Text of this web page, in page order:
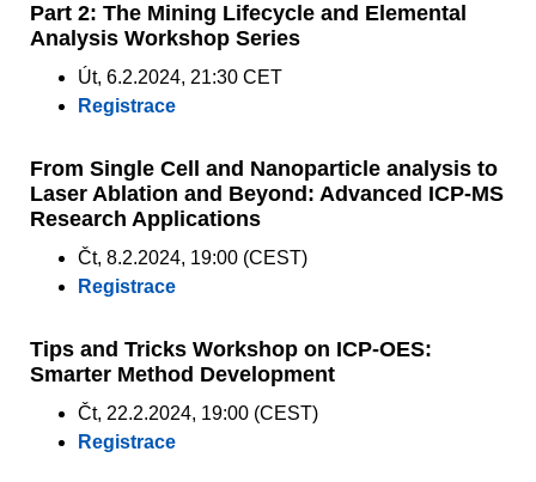
Part 2: The Mining Lifecycle and Elemental
Analysis Workshop Series
Út, 6.2.2024, 21:30 CET
Registrace
From Single Cell and Nanoparticle analysis to
Laser Ablation and Beyond: Advanced ICP-MS
Research Applications
Čt, 8.2.2024, 19:00 (CEST)
Registrace
Tips and Tricks Workshop on ICP-OES:
Smarter Method Development
Čt, 22.2.2024, 19:00 (CEST)
Registrace